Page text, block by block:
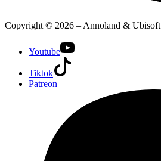
Copyright © 2026 – Annoland & Ubisoft
Youtube
Tiktok
Patreon